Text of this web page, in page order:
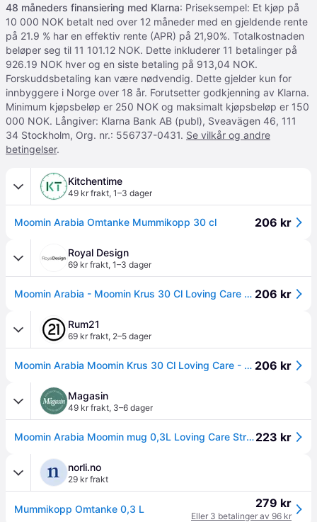
48 måneders finansiering med Klarna: Priseksempel: Et kjøp på
10 000 NOK betalt ned over 12 måneder med en gjeldende rente
på 21.9 % har en effektiv rente (APR) på 21,90%. Totalkostnaden
beløper seg til 11 101.12 NOK. Dette inkluderer 11 betalinger på
926.19 NOK hver og en siste betaling på 913,04 NOK.
Forskuddsbetaling kan være nødvendig. Dette gjelder kun for
innbyggere i Norge over 18 år. Forutsetter godkjenning av Klarna.
Minimum kjøpsbeløp er 250 NOK og maksimalt kjøpsbeløp er 150
000 NOK. Långiver: Klarna Bank AB (publ), Sveavägen 46, 111
34 Stockholm, Org. nr.: 556737-0431. Se vilkår og andre
betingelser.
Kitchentime
49 kr frakt, 1–3 dager
Moomin Arabia Omtanke Mummikopp 30 cl 206 kr
Royal Design
69 kr frakt, 1–3 dager
Moomin Arabia - Moomin Krus 30 Cl Loving Care - Grønn 206 kr
Rum21
69 kr frakt, 2–5 dager
Moomin Arabia Moomin Krus 30 Cl Loving Care - Mumin-krus Vitroporcelain Grønn - 1082629 206 kr
Magasin
49 kr frakt, 3–6 dager
Moomin Arabia Moomin mug 0,3L Loving Care Str 8,1 - Kopper Med Håndtak hos Magasin223 kr
norli.no
29 kr frakt
Mummikopp Omtanke 0,3 L 279 kr
Eller 3 betalinger av 96 kr